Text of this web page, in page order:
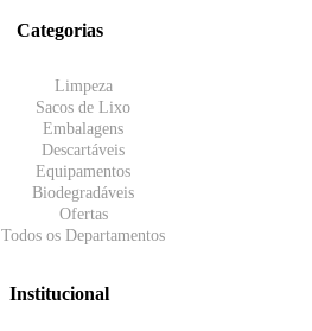
Categorias
Limpeza
Sacos de Lixo
Embalagens
Descartáveis
Equipamentos
Biodegradáveis
Ofertas
Todos os Departamentos
Institucional